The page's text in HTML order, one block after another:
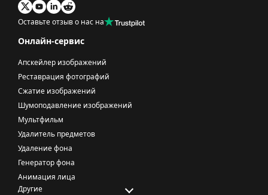
Оставьте отзыв о нас на
Онлайн-сервис
Апскейлер изображений
Реставрация фотографий
Сжатие изображений
Шумоподавление изображений
Мультфильм
Удалитель предметов
Удаление фона
Генератор фона
Анимация лица
Другие